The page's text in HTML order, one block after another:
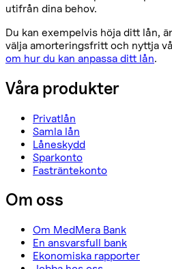
utifrån dina behov.
Du kan exempelvis höja ditt lån,
välja amorteringsfritt och nyttja
om hur du kan anpassa ditt lån.
Våra produkter
Privatlån
Samla lån
Låneskydd
Sparkonto
Fasträntekonto
Om oss
Om MedMera Bank
En ansvarsfull bank
Ekonomiska rapporter